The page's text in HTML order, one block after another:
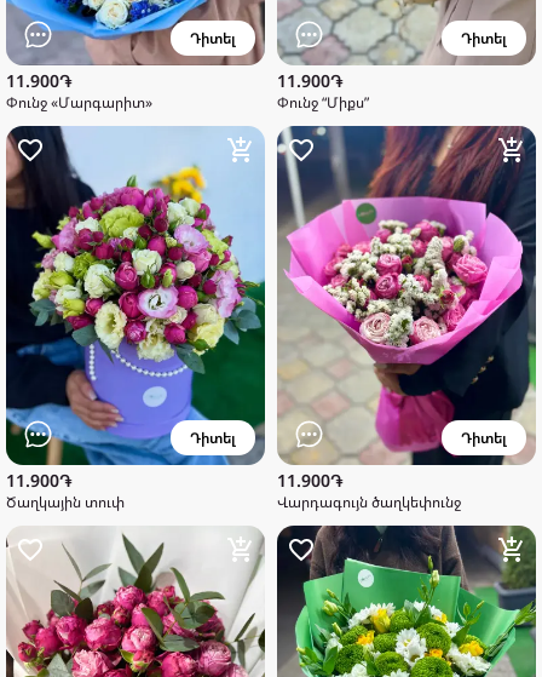
Դիտել
11.900֏
Փունջ «Մարգարիտ»
Դիտել
11.900֏
Փունջ “Միքս”
Դիտել
11.900֏
Ծաղկային տուփ
Դիտել
11.900֏
Վարդագույն ծաղկեփունջ